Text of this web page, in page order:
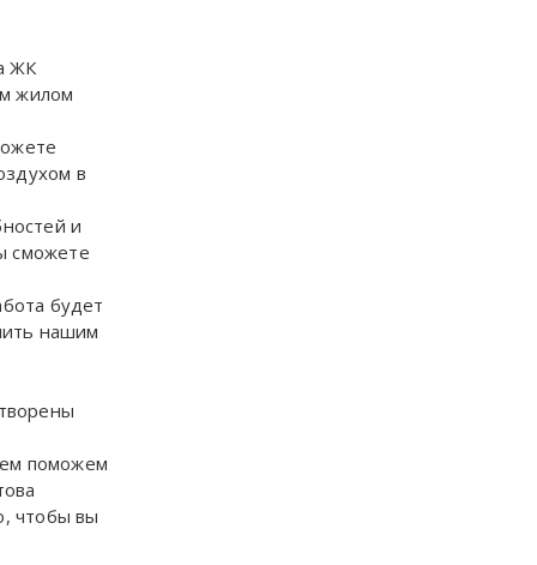
ЖК
жилом
в
и
сможете
будет
нашим
поможем
чтобы вы